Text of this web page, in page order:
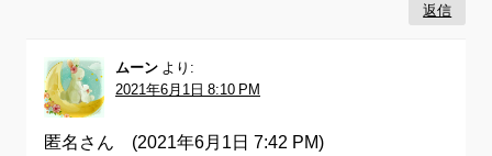
返信
ムーン より:
2021年6月1日 8:10 PM
匿名さん (2021年6月1日 7:42 PM)